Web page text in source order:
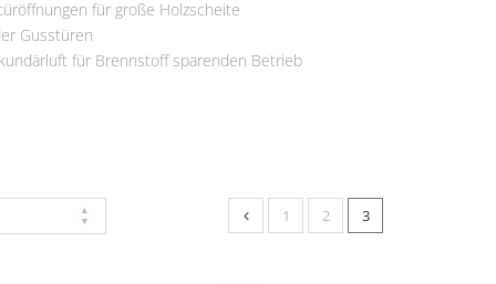
für große Holzscheite
Gusstüren
für Brennstoff sparenden Betrieb
1 2 3